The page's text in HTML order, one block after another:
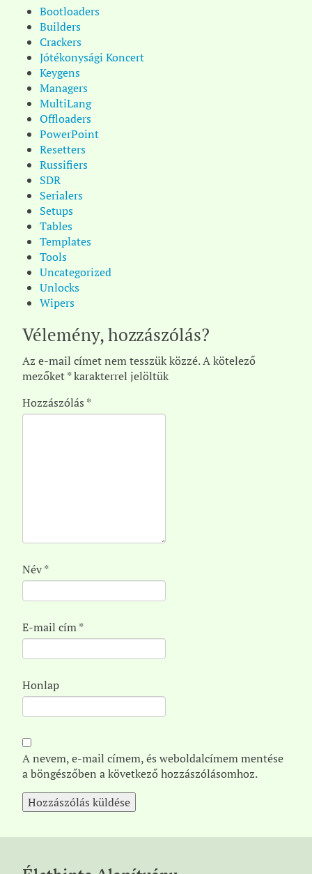
Bootloaders
Builders
Crackers
Jótékonysági Koncert
Keygens
Managers
MultiLang
Offloaders
PowerPoint
Resetters
Russifiers
SDR
Serialers
Setups
Tables
Templates
Tools
Uncategorized
Unlocks
Wipers
Vélemény, hozzászólás?
Az e-mail címet nem tesszük közzé.A kötelező
mezőket*karakterrel jelöltük
Hozzászólás *
Név*
E-mail cím*
Honlap
A nevem, e-mail címem, és weboldalcímem mentése
a böngészőben a következő hozzászólásomhoz.